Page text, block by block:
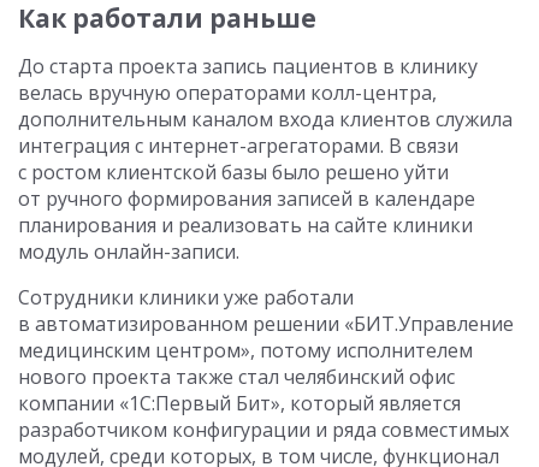
Как работали раньше
До старта проекта запись пациентов в клинику
велась вручную операторами колл-центра,
дополнительным каналом входа клиентов служила
интеграция с интернет-агрегаторами. В связи
с ростом клиентской базы было решено уйти
от ручного формирования записей в календаре
планирования и реализовать на сайте клиники
модуль онлайн-записи.
Сотрудники клиники уже работали
в автоматизированном решении «БИТ.Управление
медицинским центром», потому исполнителем
нового проекта также стал челябинский офис
компании «1С:Первый Бит», который является
разработчиком конфигурации и ряда совместимых
модулей, среди которых, в том числе, функционал